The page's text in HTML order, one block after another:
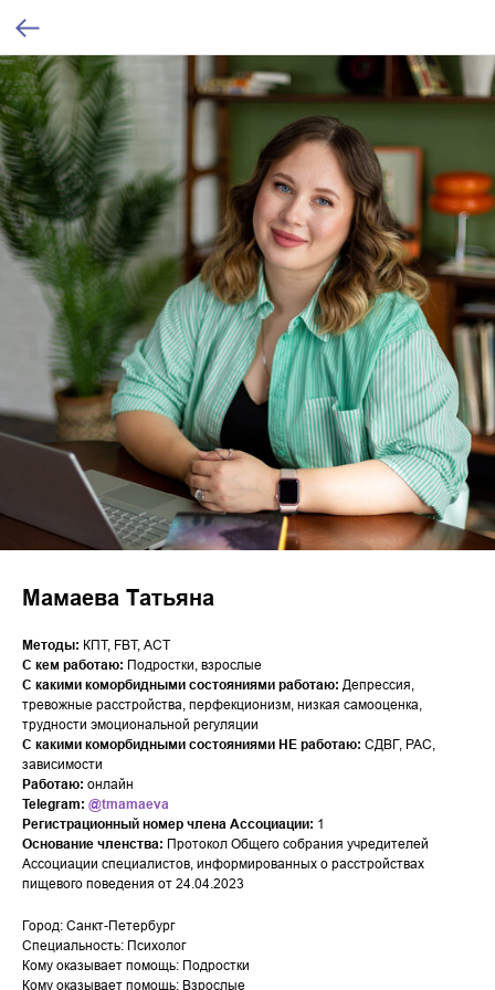
Мамаева Татьяна
Методы: КПТ, FBT, АСТ
С кем работаю: Подростки, взрослые
С какими коморбидными состояниями работаю: Депрессия,
тревожные расстройства, перфекционизм, низкая самооценка,
трудности эмоциональной регуляции
С какими коморбидными состояниями НЕ работаю: СДВГ, РАС,
зависимости
Работаю: онлайн
Telegram: @tmamaeva
Регистрационный номер члена Ассоциации: 1
Основание членства: Протокол Общего собрания учредителей
Ассоциации специалистов, информированных о расстройствах
пищевого поведения от 24.04.2023
Город: Санкт-Петербург
Специальность: Психолог
Кому оказывает помощь: Подростки
Кому оказывает помощь: Взрослые